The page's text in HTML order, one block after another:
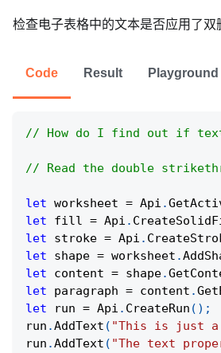
检查电子表格中的文本是否应用了双
Code Result Playground
// How do I find out if text
// Read the double
let worksheet = Api .
let fill = Api .
let stroke = Api .
let shape = worksheet .
let content = shape.
let paragraph = content .
let run = Api . CreateRun ( ) ;
run .AddText ( "This is just a
run .AddText ( "The text